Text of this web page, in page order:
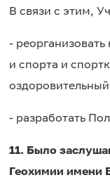
В связи с этим,
-
и спорта и
- разработать
11. Было
Геохимии имени